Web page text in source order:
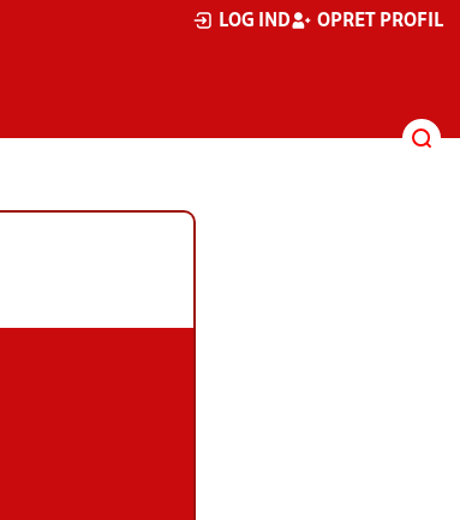
LOG IND OPRET PROFIL